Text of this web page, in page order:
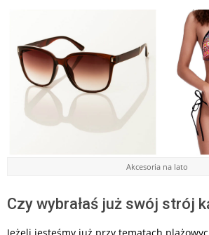
Akcesoria na lato
Czy wybrałaś już swój strój